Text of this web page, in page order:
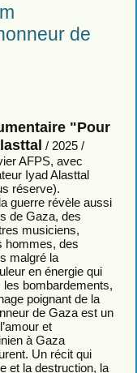
de
"Pour
/ 2025 /
AFPS, avec
Iyad Alasttal
réserve).
guerre révèle aussi
de Gaza, des
musiciens,
hommes, des
malgré la
en énergie qui
bombardements,
poignant de la
de Gaza est un
et
à Gaza
Un récit qui
et la destruction, la